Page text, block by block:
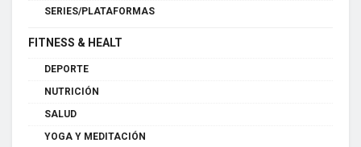
SERIES/PLATAFORMAS
FITNESS & HEALT
DEPORTE
NUTRICIÓN
SALUD
YOGA Y MEDITACIÓN